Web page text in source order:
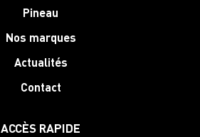
Pineau
Nos marques
Actualités
Contact
ACCÈS RAPIDE